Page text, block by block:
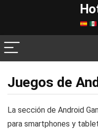
Juegos de
La sección de Android
para smartphones y